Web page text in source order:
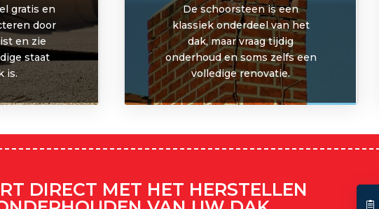
gratis en
door
en zie
staat
is.
De schoorsteen is een
klassiek onderdeel van het
dak, maar vraag tijdig
onderhoud en soms zelfs een
volledige renovatie.
DIRECT MET HET HERSTELLEN